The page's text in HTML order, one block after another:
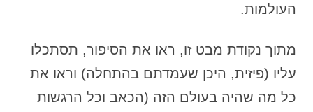
העולמות.
מתוך נקודת מבט זו, ראו את הסיפור, תסתכלו
עליו (פיזית, היכן שעמדתם בהתחלה) וראו את
כל מה שהיה בעולם הזה (הכאב וכל הרגשות